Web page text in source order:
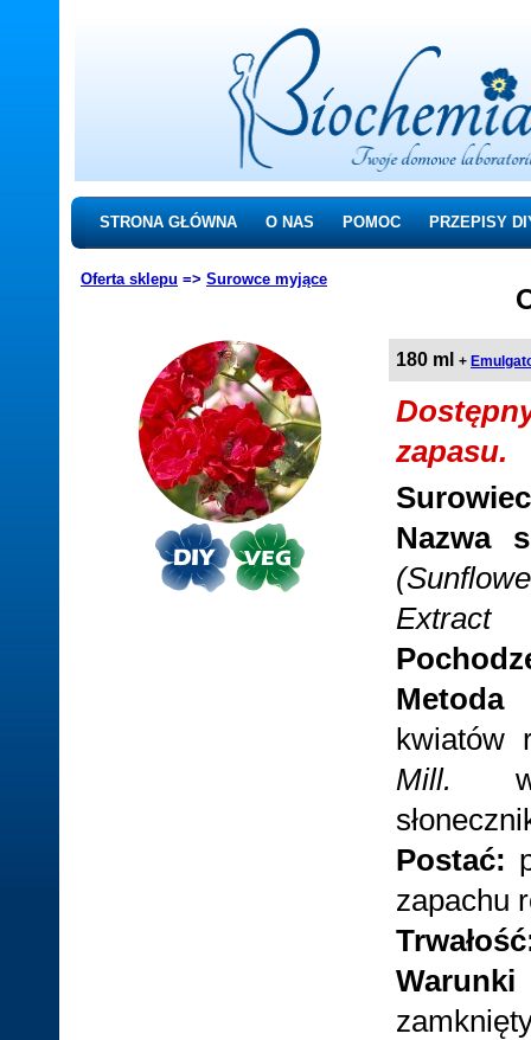
STRONA GŁÓWNA O NAS POMOC PRZEPISY
Oferta sklepu => Surowce myjące
180 ml +
zapasu.
Nazwa
Extract
kwiatów
Mill. w
Postać:
zapachu